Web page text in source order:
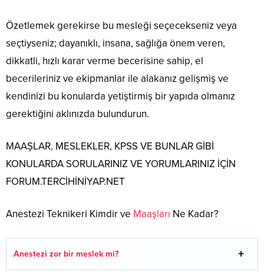
Özetlemek gerekirse bu mesleği seçecekseniz veya
seçtiyseniz; dayanıklı, insana, sağlığa önem veren,
dikkatli, hızlı karar verme becerisine sahip, el
becerileriniz ve ekipmanlar ile alakanız gelişmiş ve
kendinizi bu konularda yetiştirmiş bir yapıda olmanız
gerektiğini aklınızda bulundurun.
MAAŞLAR, MESLEKLER, KPSS VE BUNLAR GİBİ
KONULARDA SORULARINIZ VE YORUMLARINIZ İÇİN
FORUM.TERCİHİNİYAP.NET
Anestezi Teknikeri Kimdir ve Maaşları Ne Kadar?
Anestezi zor bir meslek mi?